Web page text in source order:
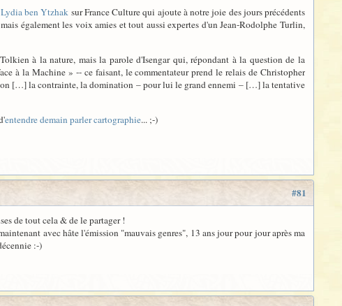
ben Ytzhak sur France Culture qui ajoute à notre joie des jours précédents
également les voix amies et tout aussi expertes d'un Jean-Rodolphe Turlin,
à la nature, mais la parole d'Isengar qui, répondant à la question de la
à la Machine » -- ce faisant, le commentateur prend le relais de Christopher
[…] la contrainte, la domination – pour lui le grand ennemi – […] la tentative
entendre demain parler cartographie... ;-)
#81
de tout cela & de le partager !
avec hâte l'émission "mauvais genres", 13 ans jour pour jour après ma
:-)